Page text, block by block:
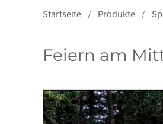
Startseite Produkte
Feiern am